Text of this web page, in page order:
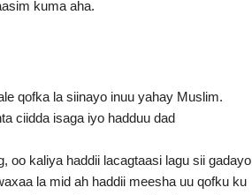
kuma aha.
qofka la siinayo inuu yahay Muslim.
ciidda isaga iyo hadduu dad
oo kaliya haddii lacagtaasi lagu sii gadayo
la mid ah haddii meesha uu qofku ku